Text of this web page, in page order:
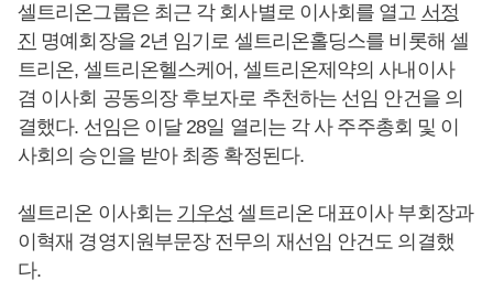
셀트리온그룹은 최근 각 회사별로 이사회를 열고 서정
진 명예회장을 2년 임기로 셀트리온홀딩스를 비롯해 셀
트리온, 셀트리온헬스케어, 셀트리온제약의 사내이사
겸 이사회 공동의장 후보자로 추천하는 선임 안건을 의
결했다. 선임은 이달 28일 열리는 각 사 주주총회 및 이
사회의 승인을 받아 최종 확정된다.
셀트리온 이사회는 기우성 셀트리온 대표이사 부회장과
이혁재 경영지원부문장 전무의 재선임 안건도 의결했
다.